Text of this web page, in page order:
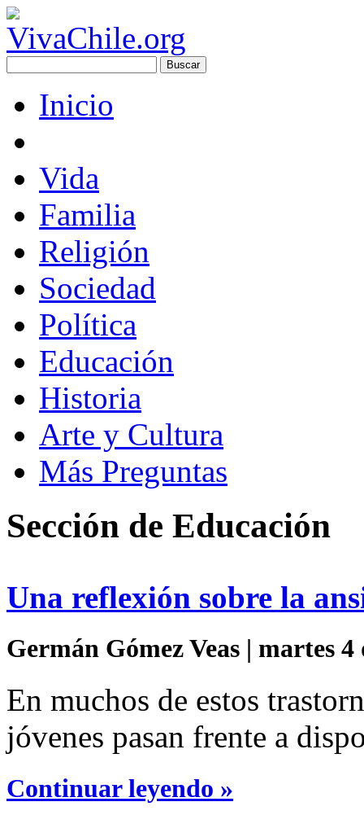
Inicio
Vida
Familia
Religión
Sociedad
Política
Educación
Historia
Arte y Cultura
Más Preguntas
Sección de Educación
Una reflexión sobre la
Germán Gómez Veas | martes 4
En muchos de estos
jóvenes pasan frente a
Continuar leyendo »